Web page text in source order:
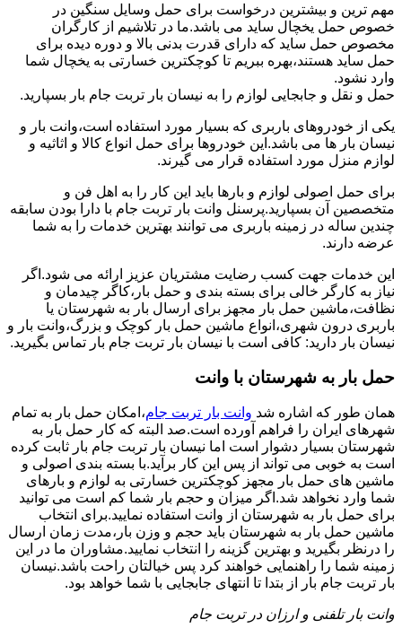
مهم ترین و بیشترین درخواست برای حمل وسایل سنگین در
خصوص حمل یخچال ساید می باشد.ما در تلاشیم از کارگران
مخصوص حمل ساید که دارای قدرت بدنی بالا و دوره دیده برای
حمل ساید هستند،بهره ببریم تا کوچکترین خسارتی به یخچال شما
وارد نشود.
حمل و نقل و جابجایی لوازم را به نیسان بار تربت جام بار بسپارید.
یکی از خودروهای باربری که بسیار مورد استفاده است،وانت بار و
نیسان بار ها می باشد.این خودروها برای حمل انواع کالا و اثاثیه و
لوازم منزل مورد استفاده قرار می گیرند.
برای حمل اصولی لوازم و بارها باید این کار را به اهل فن و
متخصصین آن بسپارید.پرسنل وانت بار تربت جام با دارا بودن سابقه
چندین ساله در زمینه باربری می توانند بهترین خدمات را به شما
عرضه دارند.
این خدمات جهت کسب رضایت مشتریان عزیز ارائه می شود.اگر
نیاز به کارگر خالی برای بسته بندی و حمل بار،کاگر چیدمان و
نظافت،ماشین حمل بار مجهز برای ارسال بار به شهرستان یا
باربری درون شهری،انواع ماشین حمل بار کوچک و بزرگ،وانت بار و
نیسان بار دارید: کافی است با نیسان بار تربت جام بار تماس بگیرید.
حمل بار به شهرستان با وانت
همان طور که اشاره شد وانت بار تربت جام،امکان حمل بار به تمام
شهرهای ایران را فراهم آورده است.صد البته که کار حمل بار به
شهرستان بسیار دشوار است اما نیسان بار تربت جام بار ثابت کرده
است به خوبی می تواند از پس این کار برآید.با بسته بندی اصولی و
ماشین های حمل بار مجهز کوچکترین خسارتی به لوازم و بارهای
شما وارد نخواهد شد.اگر میزان و حجم بار شما کم است می توانید
برای حمل بار به شهرستان از وانت استفاده نمایید.برای انتخاب
ماشین حمل بار به شهرستان باید حجم و وزن بار،مدت زمان ارسال
را درنظر بگیرید و بهترین گزینه را انتخاب نمایید.مشاوران ما در این
زمینه شما را راهنمایی خواهند کرد پس خیالتان راحت باشد.نیسان
بار تربت جام بار از بتدا تا انتهای جابجایی با شما خواهد بود.
وانت بار تلفنی و ارزان در تربت جام